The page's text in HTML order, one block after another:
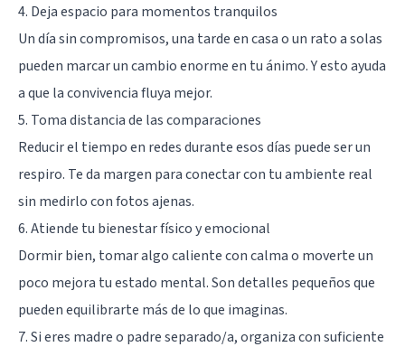
4. Deja espacio para momentos tranquilos
Un día sin compromisos, una tarde en casa o un rato a solas
pueden marcar un cambio enorme en tu ánimo. Y esto ayuda
a que la convivencia fluya mejor.
5. Toma distancia de las comparaciones
Reducir el tiempo en redes durante esos días puede ser un
respiro. Te da margen para conectar con tu ambiente real
sin medirlo con fotos ajenas.
6. Atiende tu bienestar físico y emocional
Dormir bien, tomar algo caliente con calma o moverte un
poco mejora tu estado mental. Son detalles pequeños que
pueden equilibrarte más de lo que imaginas.
7. Si eres madre o padre separado/a, organiza con suficiente